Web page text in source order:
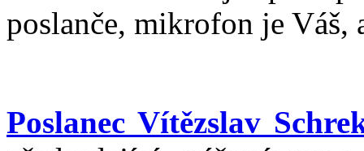
poslanče, mikrofon je Váš,
Poslanec Vítězslav